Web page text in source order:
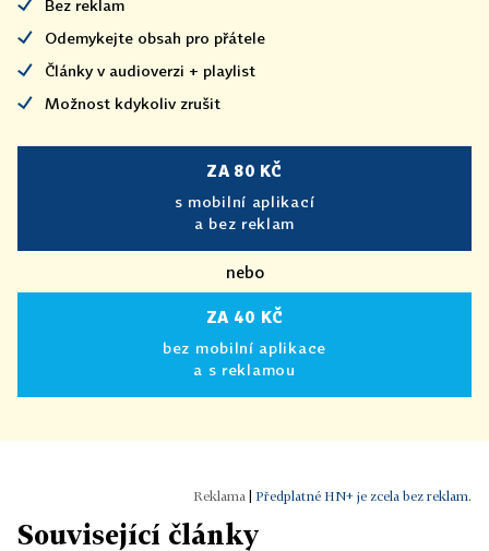
Bez reklam
Odemykejte obsah pro přátele
Články v audioverzi + playlist
Možnost kdykoliv zrušit
ZA 80 KČ
s mobilní aplikací
a bez reklam
nebo
ZA 40 KČ
bez mobilní aplikace
a s reklamou
Předplatné HN+ je zcela bez reklam.
Související články